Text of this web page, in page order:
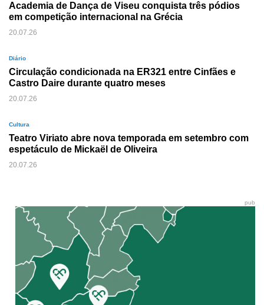
Academia de Dança de Viseu conquista três pódios
em competição internacional na Grécia
20.07.26
Diário
Circulação condicionada na ER321 entre Cinfães e
Castro Daire durante quatro meses
20.07.26
Cultura
Teatro Viriato abre nova temporada em setembro com
espetáculo de Mickaël de Oliveira
20.07.26
pub